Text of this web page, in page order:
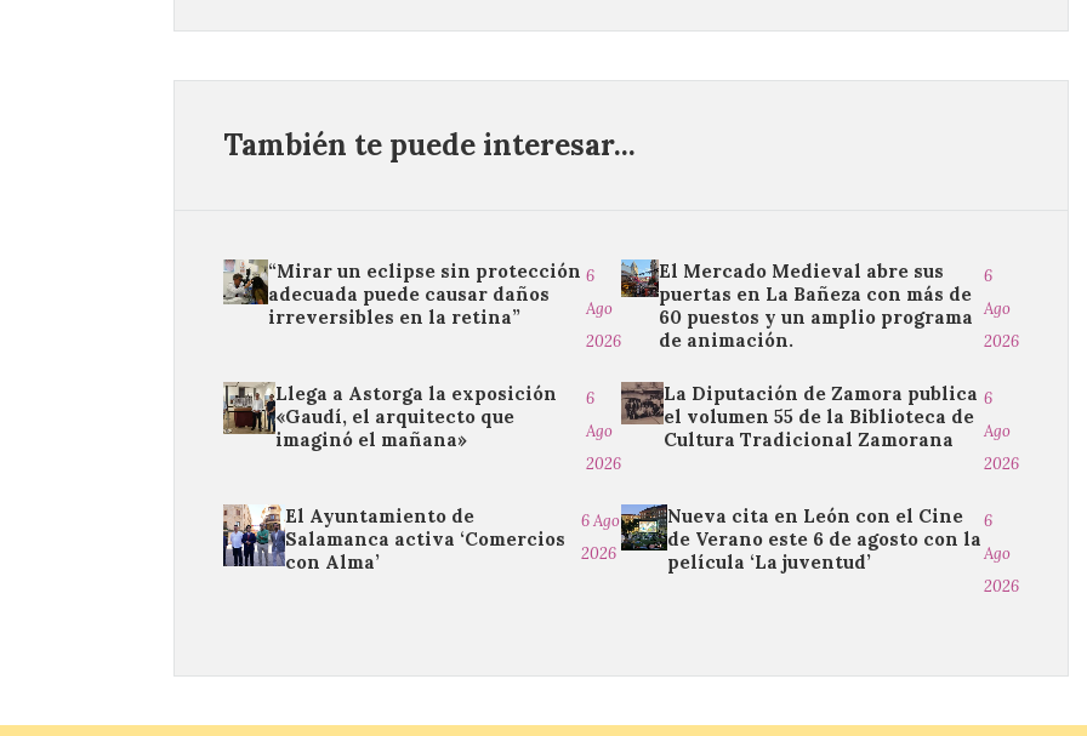
También te puede interesar...
“Mirar un eclipse sin protección
adecuada puede causar daños
irreversibles en la retina”
6
Ago
2026
El Mercado Medieval abre sus
puertas en La Bañeza con más de
60 puestos y un amplio programa
de animación.
6
Ago
2026
Llega a Astorga la exposición
«Gaudí, el arquitecto que
imaginó el mañana»
6
Ago
2026
La Diputación de Zamora publica
el volumen 55 de la Biblioteca de
Cultura Tradicional Zamorana
6
Ago
2026
El Ayuntamiento de
Salamanca activa ‘Comercios
con Alma’
6 Ago
2026
Nueva cita en León con el Cine
de Verano este 6 de agosto con la
película ‘La juventud’
6
Ago
2026